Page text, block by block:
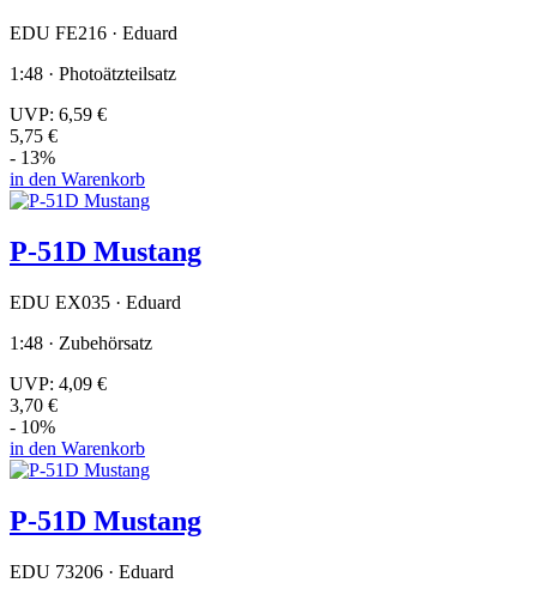
EDU FE216 · Eduard
1:48 · Photoätzteilsatz
UVP: 6,59 €
5,75 €
- 13%
in den Warenkorb
P-51D Mustang
EDU EX035 · Eduard
1:48 · Zubehörsatz
UVP: 4,09 €
3,70 €
- 10%
in den Warenkorb
P-51D Mustang
EDU 73206 · Eduard